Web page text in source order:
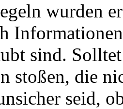
wurden
sind.
stoßen, die
seid,